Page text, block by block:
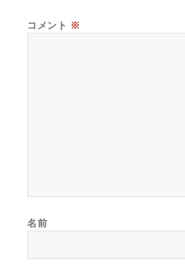
コメント ※
名前